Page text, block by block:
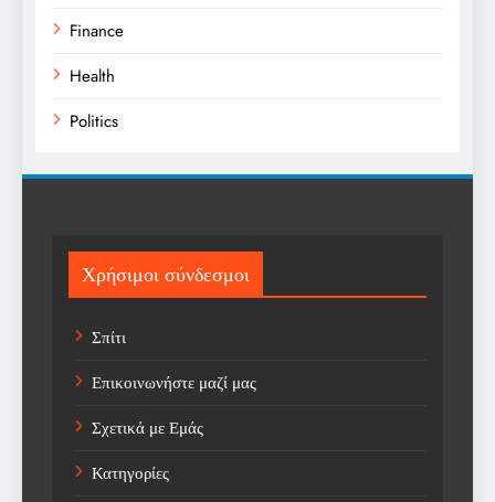
Finance
Health
Politics
Sport
Sports
Technology
Trending
Weather
Αγορά
Χρήσιμοι σύνδεσμοι
Σπίτι
Επικοινωνήστε μαζί μας
Σχετικά με Εμάς
Κατηγορίες